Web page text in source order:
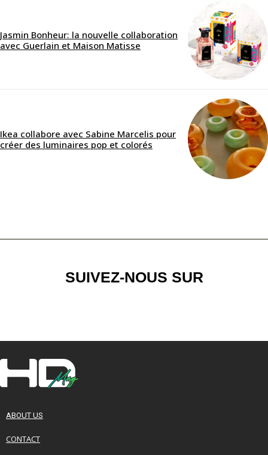
Jasmin Bonheur: la nouvelle collaboration
avec Guerlain et Maison Matisse
Ikea collabore avec Sabine Marcelis pour
créer des luminaires pop et colorés
SUIVEZ-NOUS SUR
ABOUT US
CONTACT